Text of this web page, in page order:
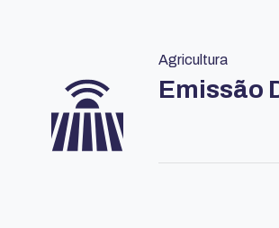
Agricultura
Emissão